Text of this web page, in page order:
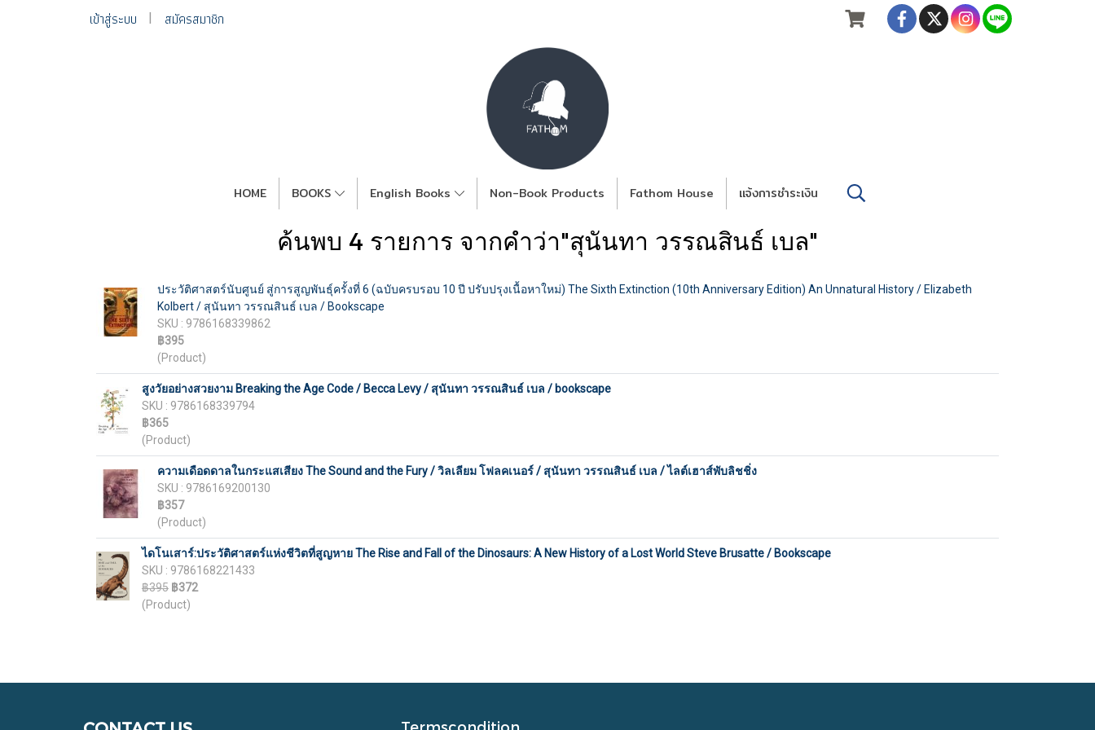
เข้าสู่ระบบ สมัครสมาชิก
HOME BOOKS English Books Non-Book Products Fathom House แจ้งการชำระเงิน
ค้นพบ 4 รายการ จากคำว่า"สุนันทา วรรณสินธ์ เบล"
ประวัติศาสตร์นับศูนย์ สู่การสูญพันธุ์ครั้งที่ 6 (ฉบับครบรอบ 10 ปี ปรับปรุงเนื้อหาใหม่) The Sixth Extinction (10th Anniversary Edition) An Unnatural History / Elizabeth
Kolbert / สุนันทา วรรณสินธ์ เบล / Bookscape
SKU : 9786168339862
฿395
(Product)
สูงวัยอย่างสวยงาม Breaking the Age Code / Becca Levy / สุนันทา วรรณสินธ์ เบล / bookscape
SKU : 9786168339794
฿365
(Product)
ความเดือดดาลในกระแสเสียง The Sound and the Fury / วิลเลียม โฟลคเนอร์ / สุนันทา วรรณสินธ์ เบล / ไลต์เฮาส์พับลิชชิ่ง
SKU : 9786169200130
฿357
(Product)
ไดโนเสาร์:ประวัติศาสตร์แห่งชีวิตที่สูญหาย The Rise and Fall of the Dinosaurs: A New History of a Lost World Steve Brusatte / Bookscape
SKU : 9786168221433
฿395 ฿372
(Product)
Termscondition